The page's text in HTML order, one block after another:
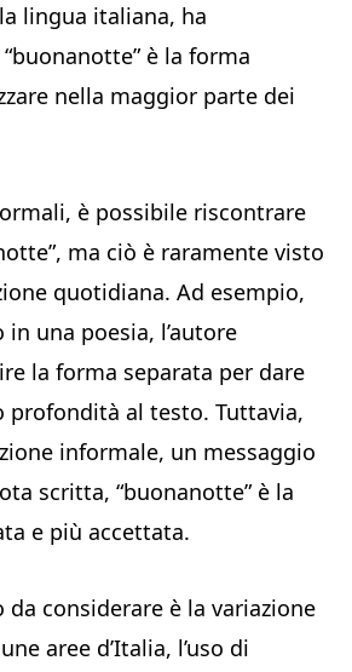
lingua italiana, ha
è la forma
nella maggior parte dei
è possibile riscontrare
ma ciò è raramente visto
quotidiana. Ad esempio,
una poesia, l’autore
la forma separata per dare
profondità al testo. Tuttavia,
informale, un messaggio
scritta, “buonanotte” è la
e più accettata.
considerare è la variazione
aree d’Italia, l’uso di